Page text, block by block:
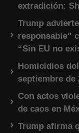
extradición:
Trump
responsable”
“Sin EU no
Homicidios
septiembre de
Con actos
de caos en
Trump afirma